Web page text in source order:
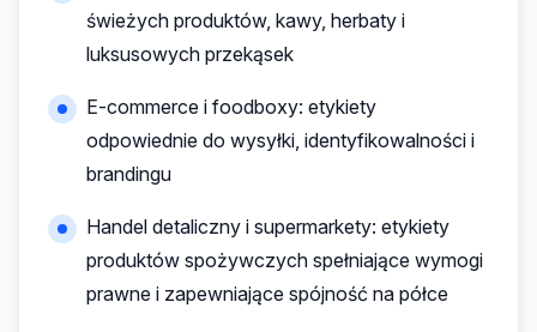
świeżych produktów, kawy, herbaty i
luksusowych przekąsek
E-commerce i foodboxy: etykiety
odpowiednie do wysyłki, identyfikowalności i
brandingu
Handel detaliczny i supermarkety: etykiety
produktów spożywczych spełniające wymogi
prawne i zapewniające spójność na półce